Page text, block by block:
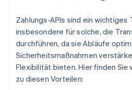
Zahlungs-APIs sind ein wichtiges
insbesondere für solche, die
durchführen, da sie Abläufe
Sicherheitsmaßnahmen
Flexibilität bieten. Hier finden
zu diesen Vorteilen: